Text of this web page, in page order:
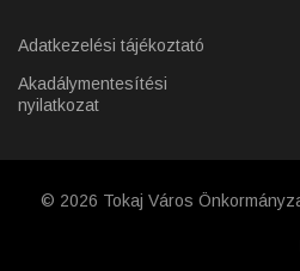
Adatkezelési tájékoztató
Akadálymentesítési
nyilatkozat
© 2026 Tokaj Város